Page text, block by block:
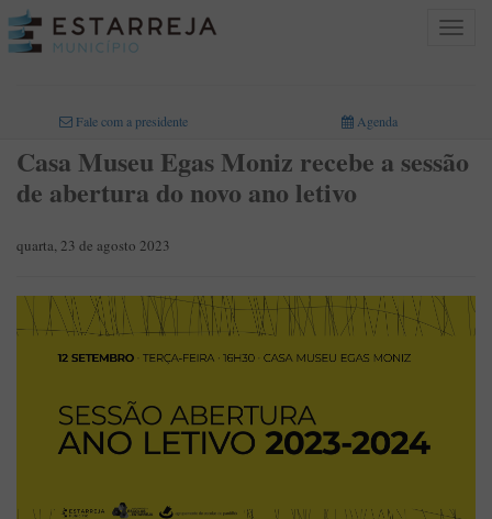
Toggle
Fale com a presidente Agenda
Casa Museu Egas Moniz recebe a sessão
de abertura do novo ano letivo
quarta, 23 de agosto 2023